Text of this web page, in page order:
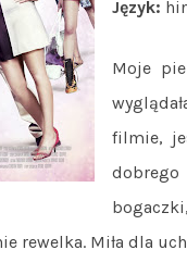
Język:
Moje
filmie,
rewelka. Miła dla